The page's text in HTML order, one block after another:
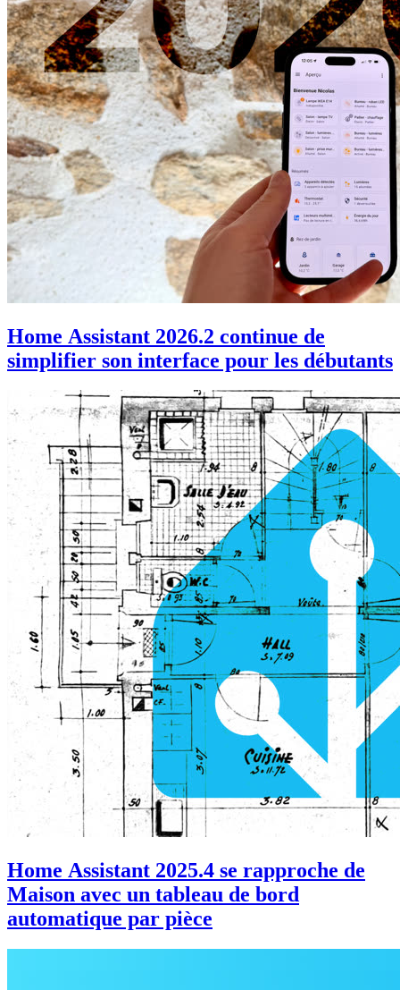
Home Assistant 2026.2 continue de
simplifier son interface pour les débutants
Home Assistant 2025.4 se rapproche de
Maison avec un tableau de bord
automatique par pièce